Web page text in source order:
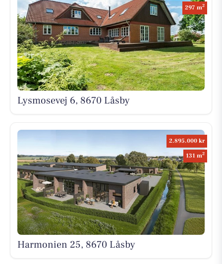
297 m2
Lysmosevej 6, 8670 Låsby
2.895.000 kr
131 m2
Harmonien 25, 8670 Låsby